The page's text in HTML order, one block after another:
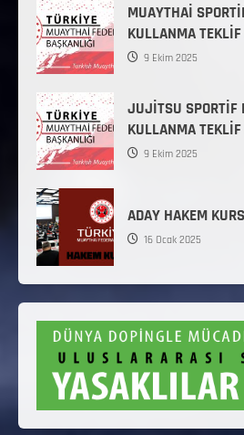
MUAYTHAİ
KULLANMA
9 Ekim 2025
JUJİTSU SPORTİF
KULLANMA
9 Ekim 2025
ADAY HAKEM
16 Ocak 2025